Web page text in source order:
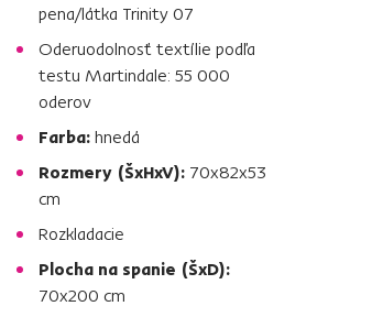
pena/látka Trinity 07
Oderuodolnosť textílie podľa
testu Martindale: 55 000
oderov
Farba: hnedá
Rozmery (ŠxHxV): 70x82x53
cm
Rozkladacie
Plocha na spanie (ŠxD):
70x200 cm